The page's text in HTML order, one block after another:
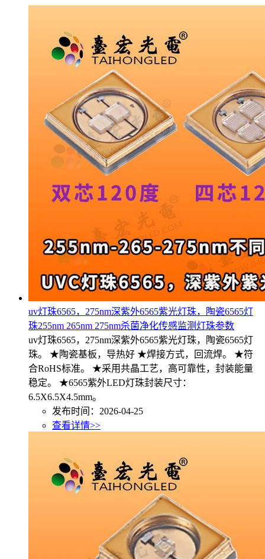
uv灯珠6565，275nm深紫外6565紫光灯珠，陶瓷6565灯
珠255nm 265nm 275nm杀菌净化传感监测灯珠参数
uv灯珠6565，275nm深紫外6565紫光灯珠，陶瓷6565灯
珠。 ★陶瓷基板，导热好 ★焊接方式，回流焊。 ★符
合RoHS标准。 ★采用共晶工艺，高可靠性，封装能量
稳定。 ★6565紫外LED灯珠封装尺寸：
6.5X6.5X4.5mm。
发布时间：2026-04-25
查看详情>>